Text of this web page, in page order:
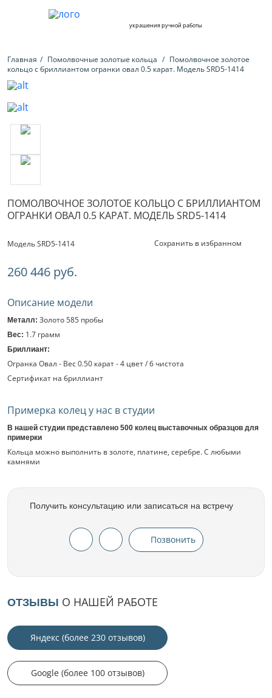
украшения ручной работы
Главная Помолвочные золотые кольца
Помолвочное золотое
кольцо с бриллиантом огранки овал 0.5 карат. Модель SRD5-1414
ПОМОЛВОЧНОЕ ЗОЛОТОЕ КОЛЬЦО С БРИЛЛИАНТОМ
ОГРАНКИ ОВАЛ 0.5 КАРАТ. МОДЕЛЬ SRD5-1414
Модель SRD5-1414 Сохранить в избранном
260 446 руб.
Описание модели
Металл: Золото 585 пробы
Вес: 1.7 грамм
Бриллиант:
Огранка Овал - Вес 0.50 карат - 4 цвет / 6 чистота
Сертификат на бриллиант
Примерка колец у нас в студии
В нашей студии представлено 500 колец выставочных образцов для
примерки
Кольца можно выполнить в золоте, платине, серебре. С любыми
камнями
Получить консультацию или записаться на встречу
Позвонить
ОТЗЫВЫ О НАШЕЙ РАБОТЕ
Яндекс (более 230 отзывов)
Google (более 100 отзывов)